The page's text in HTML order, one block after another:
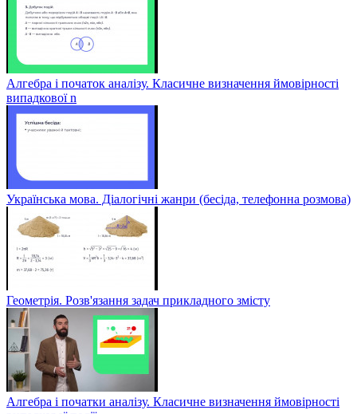
Алгебра і початок аналізу. Класичне визначення ймовірності
випадкової n
Українська мова. Діалогічні жанри (бесіда, телефонна розмова)
Геометрія. Розв'язання задач прикладного змісту
Алгебра і початки аналізу. Класичне визначення ймовірності